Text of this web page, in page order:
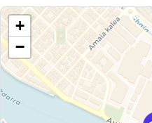
+
−